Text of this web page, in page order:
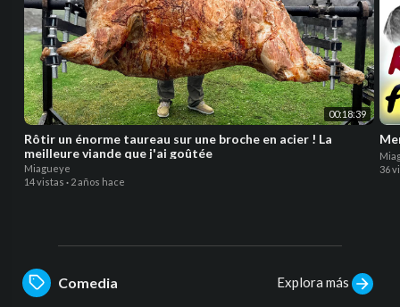
00:18:39
Rôtir un énorme taureau sur une broche en acier ! La
meilleure viande que j'ai goûtée
Miagueye
14 vistas · 2 años hace
36
Comedia Explora más